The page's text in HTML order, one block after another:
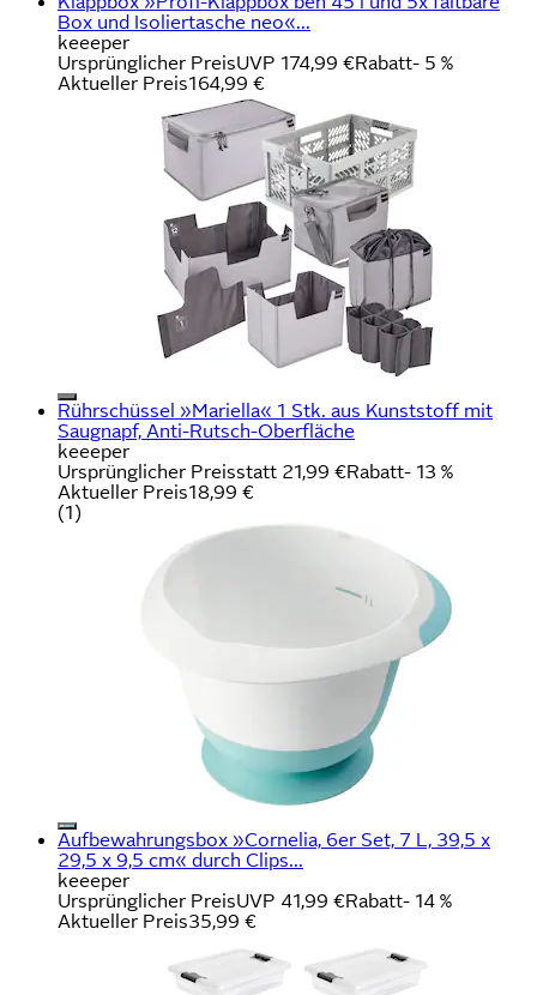
Box und Isoliertasche neo«...
keeeper
Ursprünglicher PreisUVP 174,99 €Rabatt- 5 %
Aktueller Preis164,99 €
Rührschüssel »Mariella« 1 Stk. aus Kunststoff mit
Saugnapf, Anti-Rutsch-Oberfläche
keeeper
Ursprünglicher Preisstatt 21,99 €Rabatt- 13 %
Aktueller Preis18,99 €
(1)
Aufbewahrungsbox »Cornelia, 6er Set, 7 L, 39,5 x
29,5 x 9,5 cm« durch Clips...
keeeper
Ursprünglicher PreisUVP 41,99 €Rabatt- 14 %
Aktueller Preis35,99 €